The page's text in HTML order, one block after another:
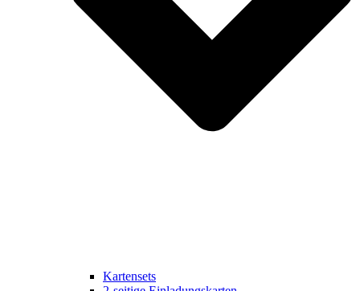
Kartensets